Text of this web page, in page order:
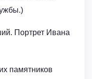
Портрет Ивана
памятников